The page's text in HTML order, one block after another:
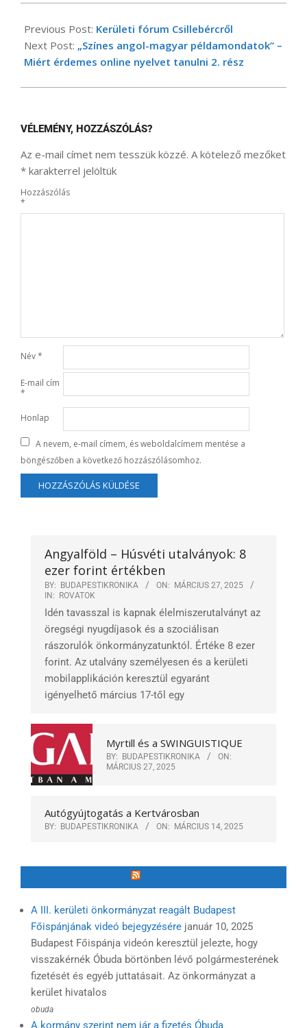
02-
25
Previous Post: Kerületi fórum Csillebércről
Next Post: „Színes angol-magyar példamondatok” –
Miért érdemes online nyelvet tanulni 2. rész
VÉLEMÉNY, HOZZÁSZÓLÁS?
Az e-mail címet nem tesszük közzé. A kötelező mezőket
* karakterrel jelöltük
Hozzászólás
*
Név*
E-mail cím
*
Honlap
A nevem, e-mail címem, és weboldalcímem mentése a
böngészőben a következő hozzászólásomhoz.
Angyalföld – Húsvéti utalványok: 8
ezer forint értékben
BY: BUDAPESTIKRONIKA ON: MÁRCIUS 27, 2025
IN: ROVATOK
Idén tavasszal is kapnak élelmiszerutalványt az
öregségi nyugdíjasok és a szociálisan
rászorulók önkormányzatunktól. Értéke 8 ezer
forint. Az utalvány személyesen és a kerületi
mobilapplikáción keresztül egyaránt
igényelhető március 17-től egy
Myrtill és a SWINGUISTIQUE
BY: BUDAPESTIKRONIKA
ON:
MÁRCIUS 27, 2025
Autógyújtogatás a Kertvárosban
BY: BUDAPESTIKRONIKA ON: MÁRCIUS 14, 2025
A III. kerületi önkormányzat reagált Budapest
Főispánjának videó bejegyzésére január 10, 2025
Budapest Főispánja videón keresztül jelezte, hogy
visszakérnék Óbuda börtönben lévő polgármesterének
fizetését és egyéb juttatásait. Az önkormányzat a
kerület hivatalos
obuda
A kormány szerint nem jár a fizetés Óbuda